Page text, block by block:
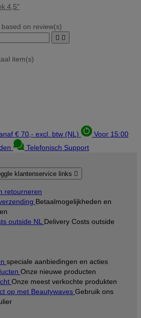
4,5"
on review(s)
 
item(s)
€ 70,- excl. btw (NL)
Voor 15:00
Telefonisch Support
klantenservice links 
retourneren
Betaalmogelijkheden en
outside NL Delivery Costs outside
speciale aanbiedingen en acties
Onze nieuwe producten
Onze meest verkochte produkten
op met Beautywaves Gebruik ons